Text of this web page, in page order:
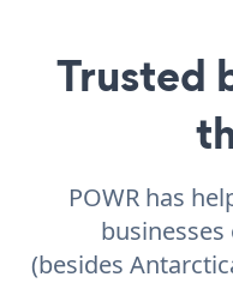
Trusted
POWR has
(besides